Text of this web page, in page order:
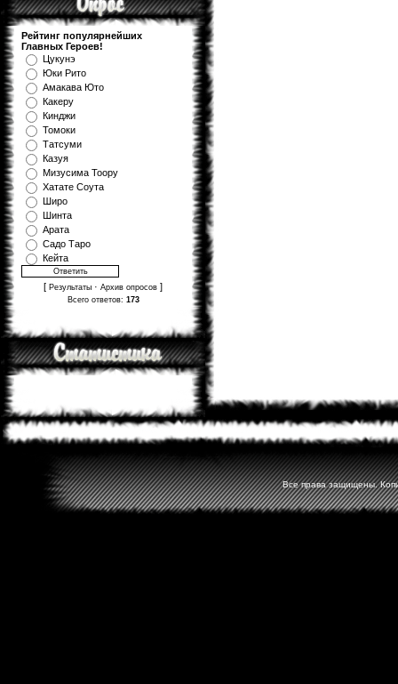
Рейтинг популярнейших
Главных Героев!
Цукунэ
Юки Рито
Амакава Юто
Какеру
Кинджи
Томоки
Татсуми
Казуя
Мизуcима Тоору
Хатате Соута
Широ
Шинта
Арата
Садо Таро
Кейта
[ Результаты · Архив опросов ]
Всего ответов: 173
Все права защищены.